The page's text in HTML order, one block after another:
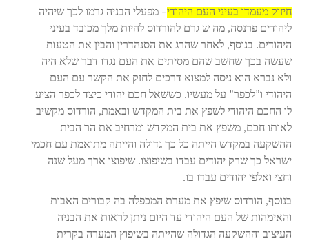
חיזוק מעמדו בעיני העם היהודי– מפעלי הבניה גרמו לכך שיהיה
ליהודים פרנסה, מה ש גרם להורדוס להיות מלך מכובד בעיני
היהודים. בנוסף, לאחר שהרג את הסנהדרין והבין את הטעות
שעשה בכך שחשב שהם מסיתים את העם נגדו דבר שלא היה
ולא נברא הוא ניסה למצוא דרכים לחזק את הקשר עם העם
היהודי ו”לכפר” על מעשיו. כששאל חכם יהודי כיצד לכפר הציע
לו החכם היהודי לשפץ את בית המקדש ובאמת, הורדוס מקשיב
לאותו חכם, משפץ את בית המקדש ומרחיב את הר הבית
ההשקעה במקדש הייתה כל כך גדולה והייתה מתואמת עם חכמי
ישראל כך שרק יהודים עבדו בשיפוצו. שיפוצו ארך מעל שנה
וחצי ואלפי יהודים עבדו בו.
בנוסף, הורדוס שיפץ את מערת המכפלה בה קבורים האבות
והאימהות של העם היהודי עד היום ניתן לראות את הבניה
העיצוב וההשקעה הגדולה שהייתה בשיפוץ המערה בקרית